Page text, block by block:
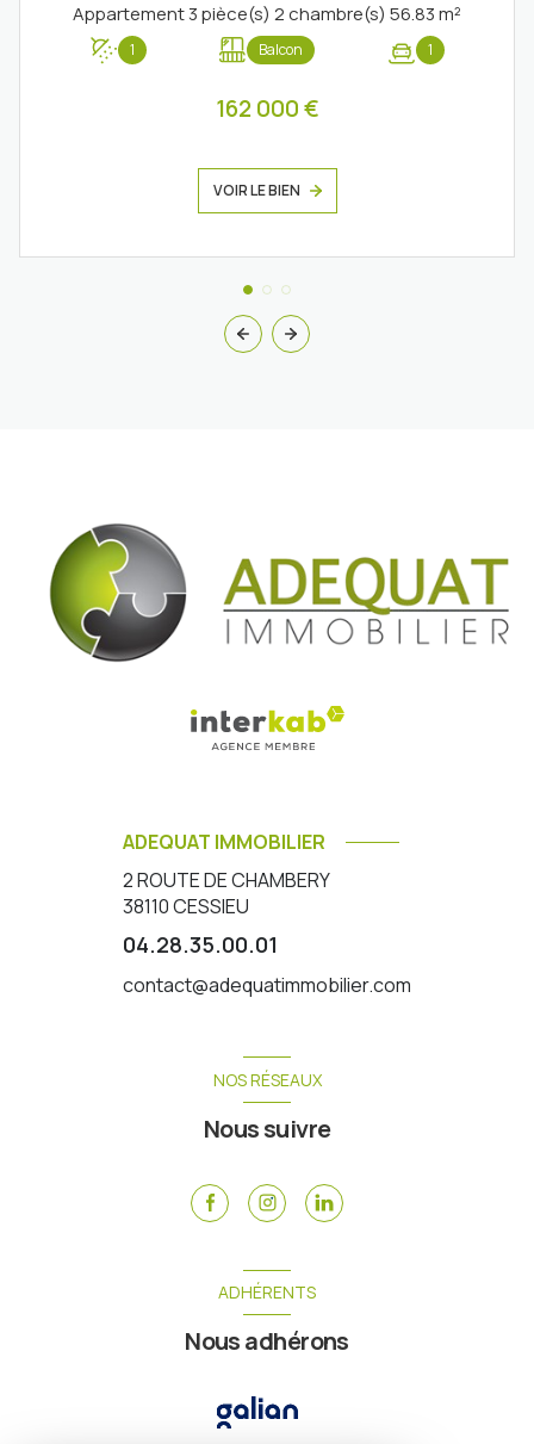
Appartement 3 pièce(s) 2 chambre(s) 56.83 m²
1 Balcon 1
162 000 €
VOIR LE BIEN
ADEQUAT IMMOBILIER
2 ROUTE DE CHAMBERY
38110CESSIEU
04.28.35.00.01
contact@adequatimmobilier.com
NOS RÉSEAUX
Nous suivre
ADHÉRENTS
Nous adhérons